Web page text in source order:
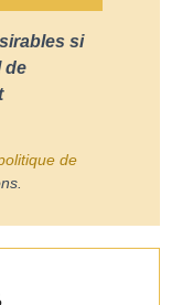
si
de
de